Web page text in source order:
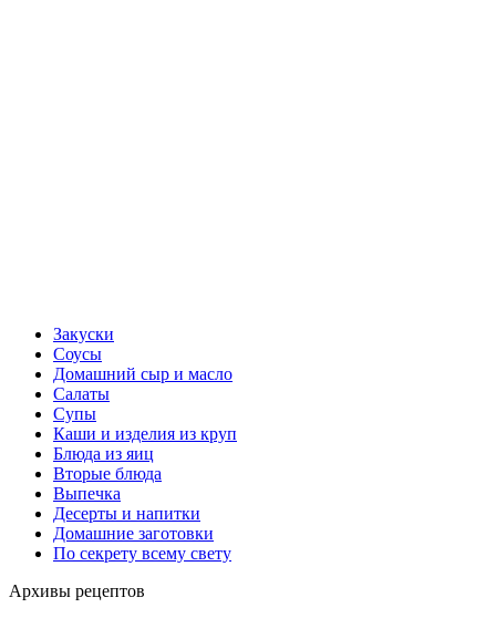
Закуски
Соусы
Домашний сыр и масло
Салаты
Супы
Каши и изделия из круп
Блюда из яиц
Вторые блюда
Выпечка
Десерты и напитки
Домашние заготовки
По секрету всему свету
Архивы рецептов